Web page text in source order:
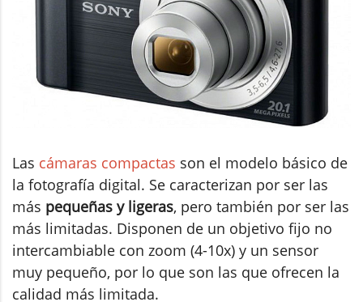
Las cámaras compactas son el modelo básico de
la fotografía digital. Se caracterizan por ser las
más pequeñas y ligeras, pero también por ser las
más limitadas. Disponen de un objetivo fijo no
intercambiable con zoom (4-10x) y un sensor
muy pequeño, por lo que son las que ofrecen la
calidad más limitada.